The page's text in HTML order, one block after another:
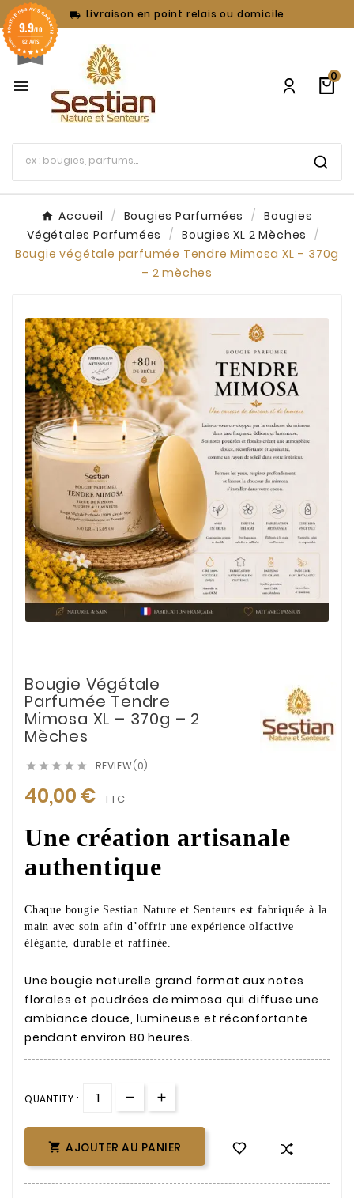
 Livraison en point relais ou domicile

0
Accueil Bougies Parfumées
Bougies
Végétales Parfumées
Bougies XL 2 Mèches
Bougie végétale parfumée Tendre Mimosa XL – 370g
– 2 mèches
Bougie Végétale
Parfumée Tendre
Mimosa XL – 370g – 2
Mèches
     REVIEW(0)
40,00 € TTC
Une création artisanale
authentique
Chaque bougie Sestian Nature et Senteurs est fabriquée à la
main avec soin afin d’offrir une expérience olfactive
élégante, durable et raffinée.
Une bougie naturelle grand format aux notes
florales et poudrées de mimosa qui diffuse une
ambiance douce, lumineuse et réconfortante
pendant environ 80 heures.
QUANTITY :
 AJOUTER AU PANIER
9.9/10
62 AVIS